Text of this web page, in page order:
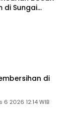
di Sungai
di
2026 12:14 WIB